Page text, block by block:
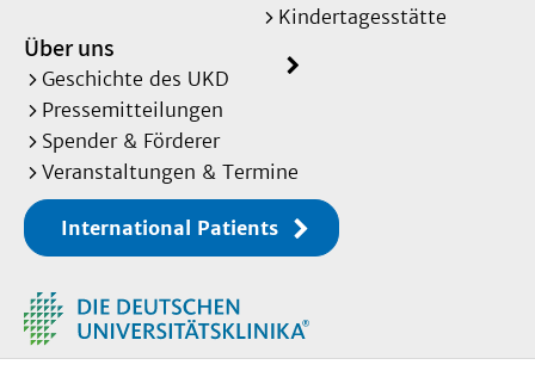
Kindertagesstätte
Über uns
Geschichte des UKD
Pressemitteilungen
Spender & Förderer
Veranstaltungen & Termine
International Patients